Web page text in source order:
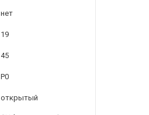
нет
19
45
P0
открытый